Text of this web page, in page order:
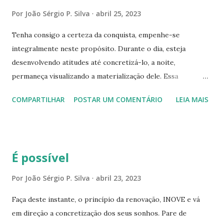
principalmente, as atitudes que implementar. Por isso,
honre o seu nome, o espírito vencedor que está dotado, as
aptidões, e criatividade que está agraciado. Busque por
oportunidades favoráveis ao seu objetivo, jamais desista de
ascensão, rumo a sua satisfação pessoal, essa é a sua
Por João Sérgio P. Silva abril 25, 2023
Tenha consigo a certeza da conquista, empenhe-se
integralmente neste propósito. Durante o dia, esteja
desenvolvendo atitudes até concretizá-lo, a noite,
permaneça visualizando a materialização dele. Essa
energia que vai resultar em ATITUDES! Portanto,
isso é natural e muito normal. Eles funcionam como uma
descobrir essa capacidade que está dotado! Assim,
aproveite esse momento, analise esse desafio com calma e
COMPARTILHAR POSTAR UM COMENTÁRIO LEIA MAIS
É possível
Por João Sérgio P. Silva abril 23, 2023
Faça deste instante, o princípio da renovação, INOVE e vá
em direção a concretização dos seus sonhos. Pare de